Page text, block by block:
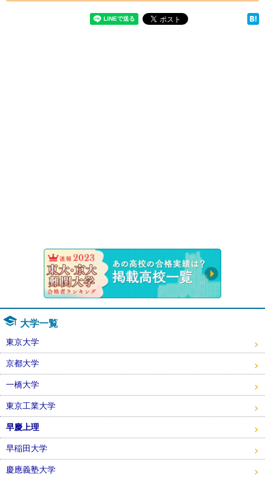
大学一覧
東京大学
京都大学
一橋大学
東京工業大学
早慶上理
早稲田大学
慶應義塾大学